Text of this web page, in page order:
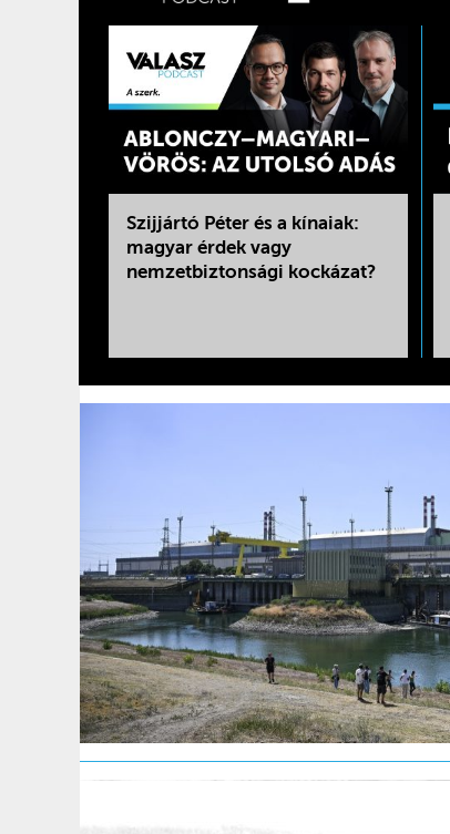
Szijjártó Péter és a kínaiak:
magyar érdek vagy
nemzetbiztonsági kockázat?